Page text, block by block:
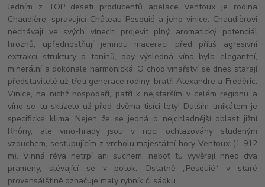
Jedním z TOP deseti producentů apelace Ventoux je rodina
Chaudière, spravující Château Pesquié a jeho vinice. Chaudièrovi
nechávají ve svých vínech projevit plný aromatický potenciál
hroznů, upřednostňují jemnou maceraci před příliš agresivní
extrakcí struktury a taninů, aby výsledná vína byla elegantní,
minerální a dokonale harmonická. O chod vinařství se dnes starají
představitelé už třetí generace rodiny, bratři Alexandre a Frédéric.
Vinice, na nichž hospodaří, patří k nejstarším v celém regionu a
víno se tu sklízelo už před dvěma tisíci lety! Dalším unikátem je
specifické klima. Nejen že se jedná o nejchladnější oblast jižní
Rhôny, ale vino-hrady jsou v noci ochlazovány studeným
vzduchem, sestupujícím z vrcholu majestátní hory Ventoux (1 912
m). Vinná réva netrpí ani suchem, neboť tu vyvěrají hned dva
prameny, slévající se v potok. Ostatně „Pesquié“ v staré
provensálštině označuje malý rybník či sádku.